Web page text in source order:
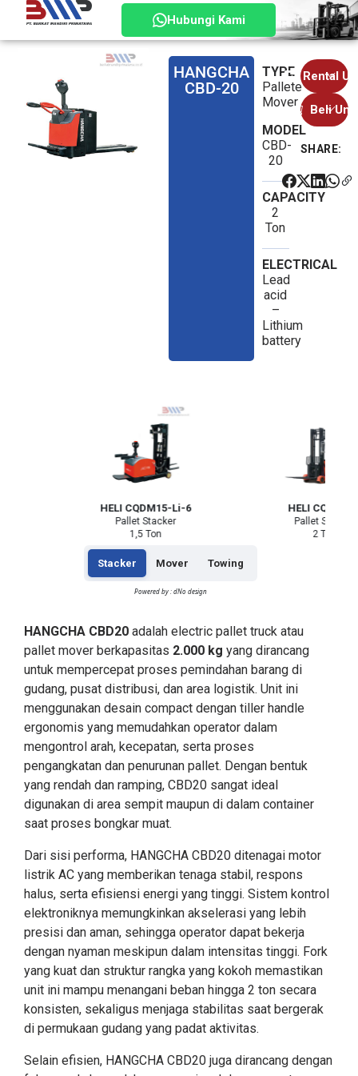
Hubungi Kami
HANGCHA
CBD-20
TYPE
Pallete
Mover
MODEL
CBD-
20
CAPACITY
2
Ton
ELECTRICAL
Lead
acid
–
Lithium
battery
Rental
Sales
1
Sales
2
Beli Unit
Sales
1
2
SHARE:
HELI CQDM15-Li-6
Pallet Stacker
1,5 Ton
HELI CQDM20J
Pallet Stacker
2 Ton
Stacker Mover Towing
Powered by : dNo design
HANGCHA CBD20 adalah electric pallet truck atau
pallet mover berkapasitas 2.000 kg yang dirancang
untuk mempercepat proses pemindahan barang di
gudang, pusat distribusi, dan area logistik. Unit ini
menggunakan desain compact dengan tiller handle
ergonomis yang memudahkan operator dalam
mengontrol arah, kecepatan, serta proses
pengangkatan dan penurunan pallet. Dengan bentuk
yang rendah dan ramping, CBD20 sangat ideal
digunakan di area sempit maupun di dalam container
saat proses bongkar muat.
Dari sisi performa, HANGCHA CBD20 ditenagai motor
listrik AC yang memberikan tenaga stabil, respons
halus, serta efisiensi energi yang tinggi. Sistem kontrol
elektroniknya memungkinkan akselerasi yang lebih
presisi dan aman, sehingga operator dapat bekerja
dengan nyaman meskipun dalam intensitas tinggi. Fork
yang kuat dan struktur rangka yang kokoh memastikan
unit ini mampu menangani beban hingga 2 ton secara
konsisten, sekaligus menjaga stabilitas saat bergerak
di permukaan gudang yang padat aktivitas.
Selain efisien, HANGCHA CBD20 juga dirancang dengan